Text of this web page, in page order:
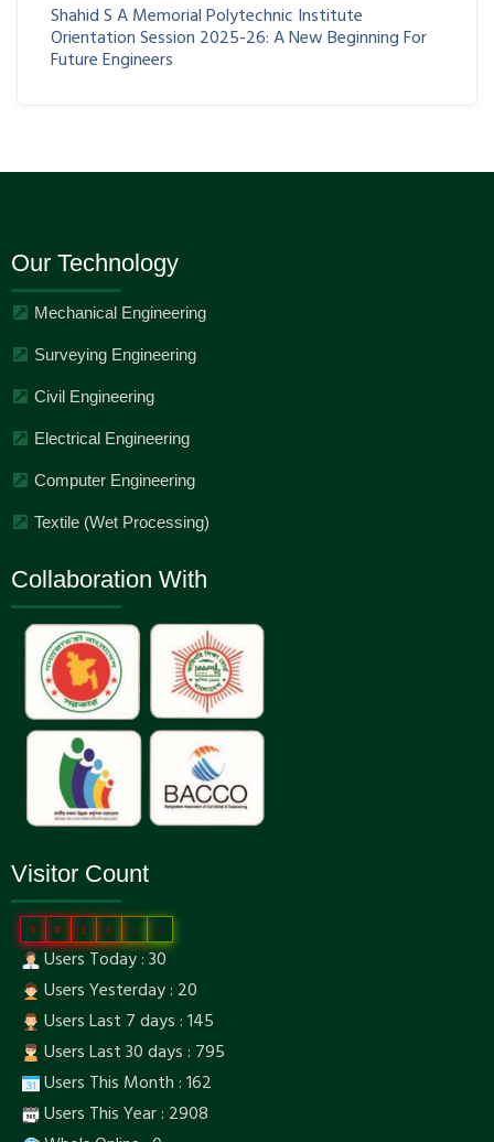
Shahid S A Memorial Polytechnic Institute
Orientation Session 2025-26: A New Beginning For
Future Engineers
Our Technology
Mechanical Engineering
Surveying Engineering
Civil Engineering
Electrical Engineering
Computer Engineering
Textile (Wet Processing)
Collaboration With
Visitor Count
0 0 3 8 1 5
Users Today : 30
Users Yesterday : 20
Users Last 7 days : 145
Users Last 30 days : 795
Users This Month : 162
Users This Year : 2908